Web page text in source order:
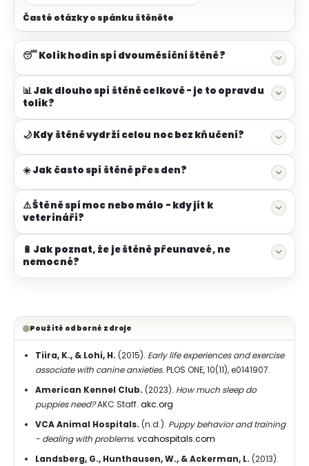
Časté otázky o spánku štěněte
😴 Kolik hodin spí dvouměsíční štěně?
📊 Jak dlouho spí štěně celkově - je to opravdu
tolik?
🌙 Kdy štěně vydrží celou noc bez kňučení?
☀️ Jak často spí štěně přes den?
⚠️ Štěně spí moc nebo málo - kdy jít k
veterináři?
🔋 Jak poznat, že je štěně přeunaveé, ne
nemocné?
Použité odborné zdroje
Tiira, K., & Lohi, H. (2015). Early life experiences and exercise
associate with canine anxieties. PLOS ONE, 10(11), e0141907.
American Kennel Club. (2023). How much sleep do
puppies need?AKC Staff. akc.org
VCA Animal Hospitals. (n.d.). Puppy behavior and training
- dealing with problems. vcahospitals.com
Landsberg, G., Hunthausen, W., & Ackerman, L. (2013).